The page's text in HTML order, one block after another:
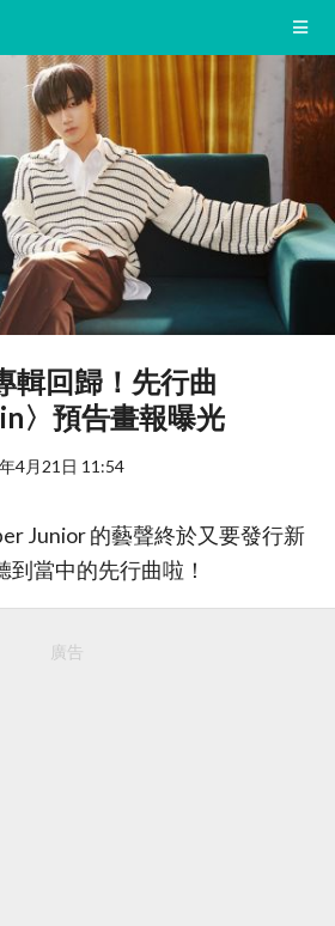
輯回歸！先行曲
〉預告畫報曝光
4月21日 11:54
Junior 的藝聲終於又要發行新
當中的先行曲啦！
廣告